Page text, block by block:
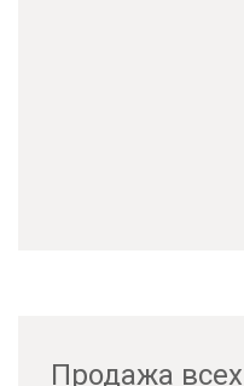
Продажа